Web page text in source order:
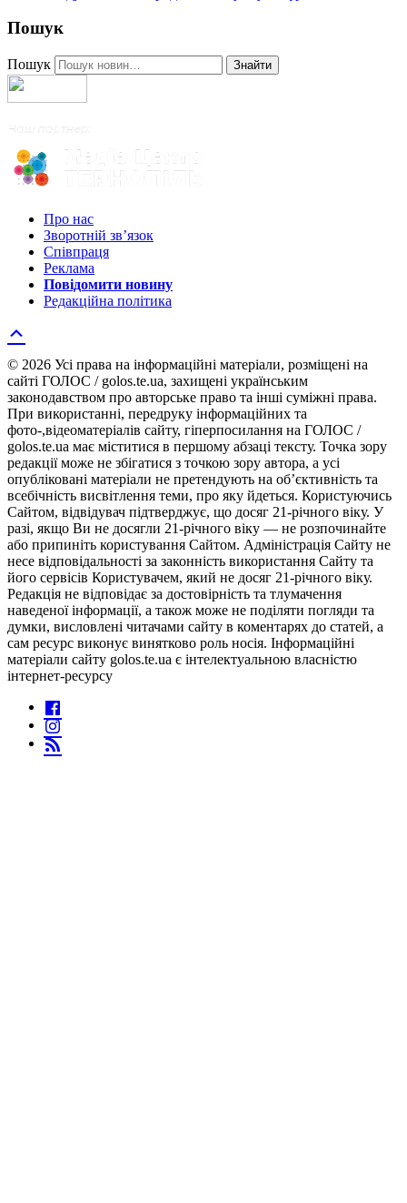
Пошук
Пошук Знайти
Про нас
Зворотній зв’язок
Співпраця
Реклама
Повідомити новину
Редакційна політика
© 2026 Усі права на інформаційні матеріали, розміщені на
сайті ГОЛОС / golos.te.ua, захищені українським
законодавством про авторське право та інші суміжні права.
При використанні, передруку інформаційних та
фото-,відеоматеріалів сайту, гіперпосилання на ГОЛОС /
golos.te.ua має міститися в першому абзаці тексту. Точка зору
редакції може не збігатися з точкою зору автора, а усі
опубліковані матеріали не претендують на об’єктивність та
всебічність висвітлення теми, про яку йдеться. Користуючись
Сайтом, відвідувач підтверджує, що досяг 21-річного віку. У
разі, якщо Ви не досягли 21-річного віку — не розпочинайте
або припиніть користування Сайтом. Адміністрація Сайту не
несе відповідальності за законність використання Сайту та
його сервісів Користувачем, який не досяг 21-річного віку.
Редакція не відповідає за достовірність та тлумачення
наведеної інформації, а також може не поділяти погляди та
думки, висловлені читачами сайту в коментарях до статей, а
сам ресурс виконує винятково роль носія. Інформаційні
матеріали сайту golos.te.ua є інтелектуальною власністю
інтернет-ресурсу